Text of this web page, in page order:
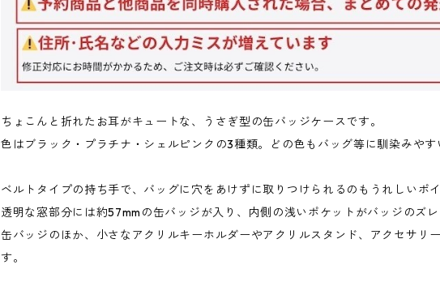
ちょこんと折れたお耳がキュートな、うさぎ型の缶バッジケースです。
色はブラック・プラチナ・シェルピンクの3種類。どの色もバッグ等に馴染みやす
ベルトタイプの持ち手で、バッグに穴をあけずに取りつけられるのもうれしいポイ
透明な窓部分には約57mmの缶バッジが入り、内側の浅いポケットがバッジのズレ
缶バッジのほか、小さなアクリルキーホルダーやアクリルスタンド、アクセサリ
す。